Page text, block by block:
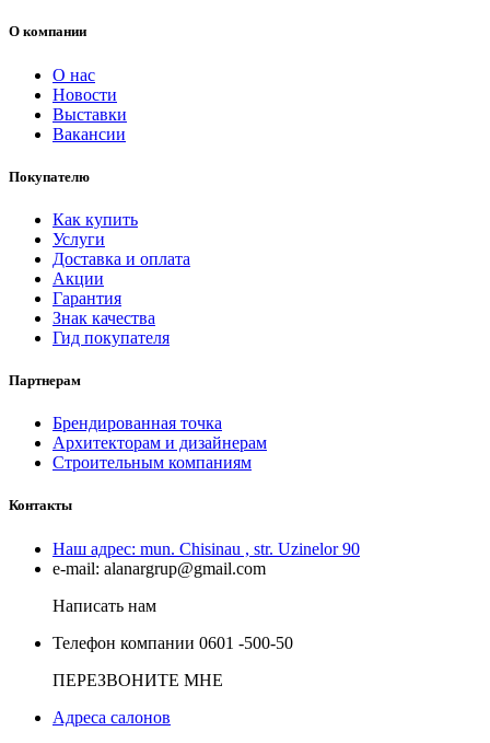
О компании
О нас
Новости
Выставки
Вакансии
Покупателю
Как купить
Услуги
Доставка и оплата
Акции
Гарантия
Знак качества
Гид покупателя
Партнерам
Брендированная точка
Архитекторам и дизайнерам
Строительным компаниям
Контакты
Наш адрес: mun. Chisinau , str. Uzinelor 90
e-mail: alanargrup@gmail.com
Написать нам
Телефон компании 0601 -500-50
ПЕРЕЗВОНИТЕ МНЕ
Адреса салонов